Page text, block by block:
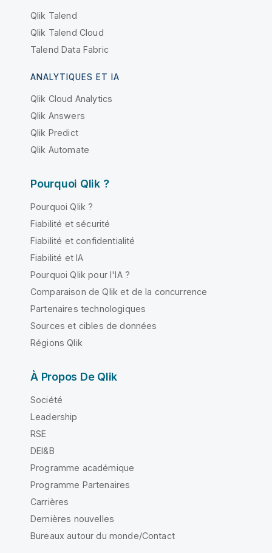
Qlik Talend
Qlik Talend Cloud
Talend Data Fabric
ANALYTIQUES ET IA
Qlik Cloud Analytics
Qlik Answers
Qlik Predict
Qlik Automate
Pourquoi Qlik ?
Pourquoi Qlik ?
Fiabilité et sécurité
Fiabilité et confidentialité
Fiabilité et IA
Pourquoi Qlik pour l'IA ?
Comparaison de Qlik et de la concurrence
Partenaires technologiques
Sources et cibles de données
Régions Qlik
À Propos De Qlik
Société
Leadership
RSE
DEI&B
Programme académique
Programme Partenaires
Carrières
Dernières nouvelles
Bureaux autour du monde/Contact